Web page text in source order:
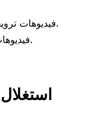
2. فيديوهات ترويجية: تسليط الضوء على نقاط القوة للوكالة.
3. فيديوهات الشهادات: تجارب العملاء وقصص النجاح.